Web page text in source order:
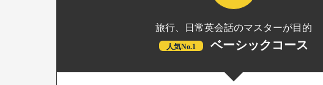
旅行、日常英会話のマスターが目的
人気No.1 ベーシックコース